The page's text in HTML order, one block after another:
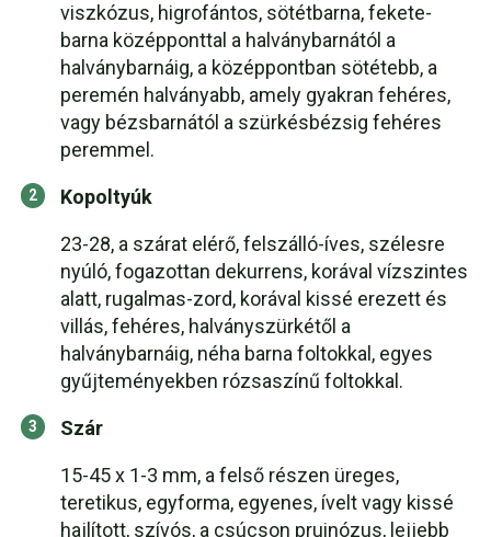
viszkózus, higrofántos, sötétbarna, fekete-
barna középponttal a halványbarnától a
halványbarnáig, a középpontban sötétebb, a
peremén halványabb, amely gyakran fehéres,
vagy bézsbarnától a szürkésbézsig fehéres
peremmel.
Kopoltyúk
23-28, a szárat elérő, felszálló-íves, szélesre
nyúló, fogazottan dekurrens, korával vízszintes
alatt, rugalmas-zord, korával kissé erezett és
villás, fehéres, halványszürkétől a
halványbarnáig, néha barna foltokkal, egyes
gyűjteményekben rózsaszínű foltokkal.
Szár
15-45 x 1-3 mm, a felső részen üreges,
teretikus, egyforma, egyenes, ívelt vagy kissé
hajlított, szívós, a csúcson pruinózus, lejjebb